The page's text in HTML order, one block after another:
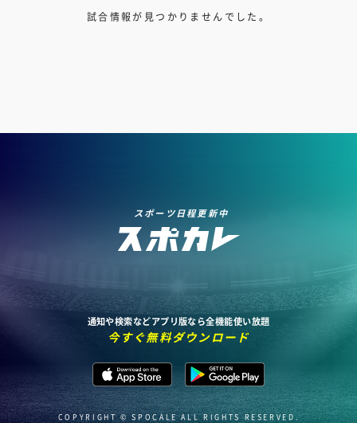
試合情報が見つかりませんでした。
スポーツ日程更新中
通知や検索などアプリ版なら全機能使い放題
今すぐ無料ダウンロード
COPYRIGHT © SPOCALE ALL RIGHTS RESERVED.